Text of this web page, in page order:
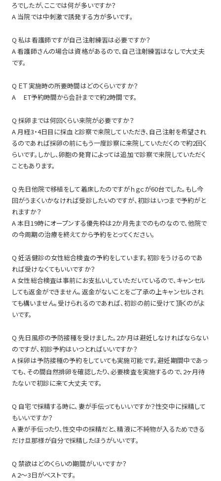
ろでしたが、ここでは何が多いですか？
A 当院では中刺激で誘発する方が多いです。
Q 私は看護師ですが自己注射練習は必要ですか？
A 看護師さんの場合は資格があるので、自己注射練習はなしで大丈夫
です。
Q ＥＴ実施時の所要時間はどのくらいですか？
A ET予約時間から会計までで約2時間です。
Q 採卵までは何回くらい来院が必要ですか？
A 月経3・4日目に採血と診察で来院していただき、自己注射を希望され
るのであれば採卵の前にもう一度診察に来院していただくので約2回く
らいです。しかし、卵胞の発育によっては追加で診察で来院していただく
こともあります。
Q 先日他院で移植をして着床したのですがｈｇｃが60台でした。もし今
回がうまくいかなければ受診したいのですが、初診はいつまで予約がと
れますか？
A 本日19時にオープンする優先枠は2か月先までのものなので、他院で
の今周期の治療を終えてから予約をとってください。
Q 妊活健診の女性総合検査の予約をしています。初診をうけるのであ
れば受けなくてもいいですか？
A 女性総合検査は事前にお支払いしていただいているので、キャンセル
しても返金ができません。返金がないことをご了承の上キャンセルされ
ても構いません。受けられるのであれば、初診の前に受けて頂くのがよ
いです。
Q 先日風疹の予防接種を受けました。2か月は避妊しなければならない
のですが、初診予約はいつとればいいですか？
A 採卵は予防接種の予約をしていても実施可能です。避妊期間中であっ
ても、その間自然排卵を確認したり、必要検査を実施するので、2ヶ月待
たないで初診に来て大丈夫です。
Q 自宅で採精する時に、妻が手伝ってもいいですか？性交中に採精して
もいいですか？
A 妻が手伝ったり、性交中の採精だと、精液に不純物が入るためできる
だけ旦那様が自分で採精したほうがいいです。
Q 禁欲はどのくらいの期間がいいですか？
A 2～3日がベストです。